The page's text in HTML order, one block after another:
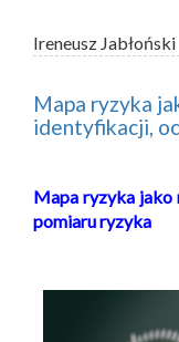
Ireneusz Jabłoński
Mapa ryzyka
identyfikacji,
Mapa ryzyka jako
pomiaru ryzyka